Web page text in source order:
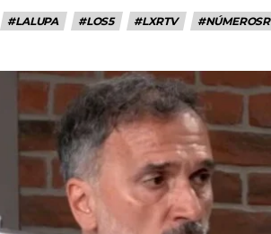
#LALUPA #LOS5 #LXRTV